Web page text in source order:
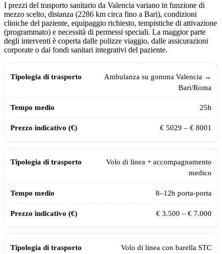
I prezzi del trasporto sanitario da Valencia variano in funzione di
mezzo scelto, distanza (2286 km circa fino a Bari), condizioni
cliniche del paziente, equipaggio richiesto, tempistiche di attivazione
(programmato) e necessità di permessi speciali. La maggior parte
degli interventi è coperta dalle polizze viaggio, dalle assicurazioni
corporate o dai fondi sanitari integrativi del paziente.
Tempi, distanze e prezzi indicativi per il trasporto sanitario da
Valencia
Tipologia di trasporto
Ambulanza su gomma Valencia →
Bari/Roma
25h
€ 5029 – € 8001
Volo di linea + accompagnamento
medico
8–12h porta-porta
€ 3.500 – € 7.000
Volo di linea con barella STC